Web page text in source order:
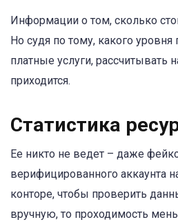
Информации о том, сколько
Но судя по тому, какого
платные услуги, рассчитывать
приходится.
Статистика
Ее никто не ведет – даже
верифицированного аккаунта
конторе, чтобы проверить
вручную, то проходимость